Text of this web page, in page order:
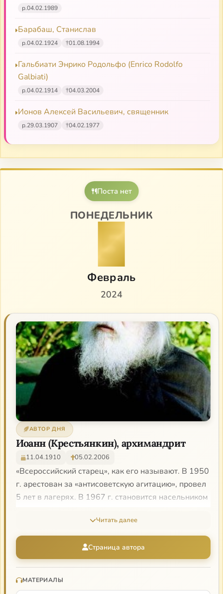
р.04.02.1989
Барабаш, Станислав
р.04.02.1924 †01.08.1994
Гальбиати Энрико Родольфо (Enrico Rodolfo
Galbiati)
р.04.02.1914 †04.03.2004
Ионов Алексей Васильевич, священник
р.29.03.1907 †04.02.1977
Поста нет
ПОНЕДЕЛЬНИК
5
Февраль
2024
АВТОР ДНЯ
Иоанн (Крестьянкин), архимандрит
11.04.1910 05.02.2006
«Всероссийский старец», как его называют. В 1950
г. арестован за «антисоветскую агитацию», провел
5 лет в лагерях. В 1967 г. становится насельником
где проведет всю оставшуюся жизнь.
Его аудиокниги
Другие аудио книги о. Иоанна
Проповеди о. Иоанна
Проповеди о. Иоанна в видеоформате
Читать далее
Страница автора
МАТЕРИАЛЫ